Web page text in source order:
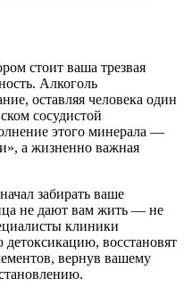
стоит ваша трезвая
Алкоголь
оставляя человека один
сосудистой
этого минерала —
а жизненно важная
забирать ваше
не дают вам жить — не
клиники
восстановят
вернув вашему